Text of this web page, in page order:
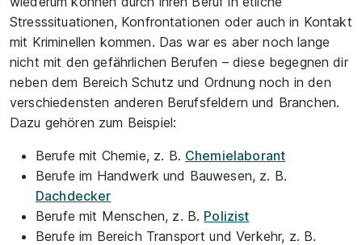
Stresssituationen, Konfrontationen oder auch in Kontakt
mit Kriminellen kommen. Das war es aber noch lange
nicht mit den gefährlichen Berufen – diese begegnen dir
neben dem Bereich Schutz und Ordnung noch in den
verschiedensten anderen Berufsfeldern und Branchen.
Dazu gehören zum Beispiel:
Berufe mit Chemie, z. B. Chemielaborant
Berufe im Handwerk und Bauwesen, z. B.
Dachdecker
Berufe mit Menschen, z. B. Polizist
Berufe im Bereich Transport und Verkehr, z. B.